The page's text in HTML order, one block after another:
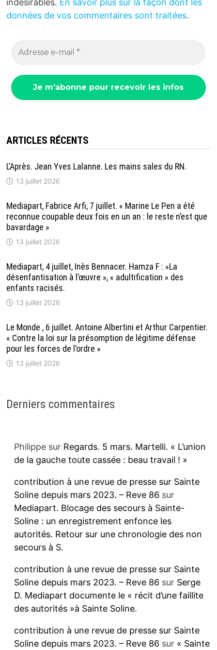
données de vos commentaires sont traitées.
ARTICLES RÉCENTS
L’Après. Jean Yves Lalanne. Les mains sales du RN.
13 juillet 2026
Mediapart, Fabrice Arfi, 7 juillet. « Marine Le Pen a été
reconnue coupable deux fois en un an : le reste n’est que
bavardage »
13 juillet 2026
Mediapart, 4 juillet, Inès Bennacer. Hamza F : »La
désenfantisation à l’œuvre », « adultification » des
enfants racisés.
13 juillet 2026
Le Monde , 6 juillet. Antoine Albertini et Arthur Carpentier.
« Contre la loi sur la présomption de légitime défense
pour les forces de l’ordre »
13 juillet 2026
Derniers commentaires
Philippesur Regards. 5 mars. Martelli. « L’union
de la gauche toute cassée : beau travail ! »
contribution à une revue de presse sur Sainte
Soline depuis mars 2023. – Reve 86 sur
Mediapart. Blocage des secours à Sainte-
Soline : un enregistrement enfonce les
autorités. Retour sur une chronologie des non
secours à S.
contribution à une revue de presse sur Sainte
Soline depuis mars 2023. – Reve 86 sur Serge
D. Mediapart documente le « récit d’une faillite
des autorités »à Sainte Soline.
contribution à une revue de presse sur Sainte
Soline depuis mars 2023. – Reve 86 sur « Sainte